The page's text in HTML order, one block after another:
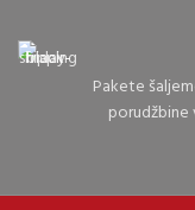
Pakete
porudžbine